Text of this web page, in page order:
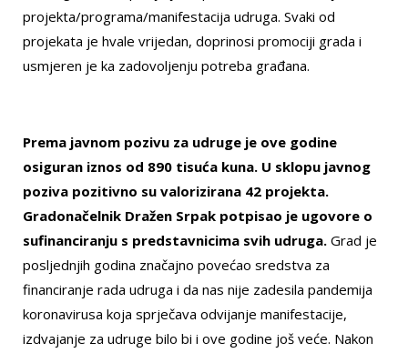
projekta/programa/manifestacija udruga. Svaki od
projekata je hvale vrijedan, doprinosi promociji grada i
usmjeren je ka zadovoljenju potreba građana.
Prema javnom pozivu za udruge je ove godine
osiguran iznos od 890 tisuća kuna. U sklopu javnog
poziva pozitivno su valorizirana 42 projekta.
Gradonačelnik Dražen Srpak potpisao je ugovore o
sufinanciranju s predstavnicima svih udruga. Grad je
posljednjih godina značajno povećao sredstva za
financiranje rada udruga i da nas nije zadesila pandemija
koronavirusa koja sprječava odvijanje manifestacije,
izdvajanje za udruge bilo bi i ove godine još veće. Nakon